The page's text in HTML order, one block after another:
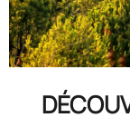
solaire
en mai, c'est entrer
période une
vous invitons à
le temps